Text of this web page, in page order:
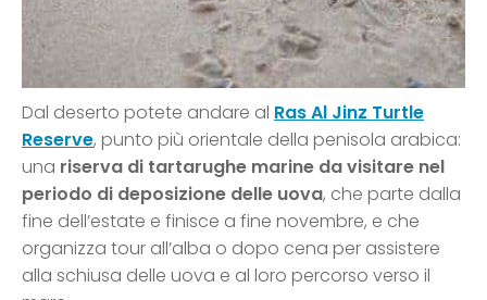
Dal deserto potete andare al Ras Al Jinz Turtle
Reserve, punto più orientale della penisola arabica:
una riserva di tartarughe marine da visitare nel
periodo di deposizione delle uova, che parte dalla
fine dell’estate e finisce a fine novembre, e che
organizza tour all’alba o dopo cena per assistere
alla schiusa delle uova e al loro percorso verso il